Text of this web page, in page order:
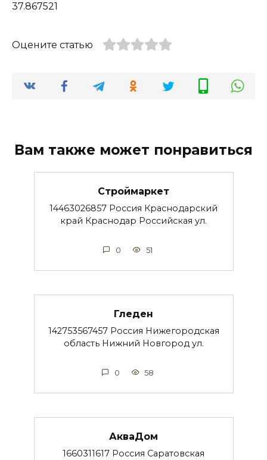
37.867521
Оцените статью
Вам также может понравиться
Строймаркет
14463026857 Россия Краснодарский
край Краснодар Российская ул.
0 51
Гледен
142753567457 Россия Нижегородская
область Нижний Новгород ул.
0 58
АкваДом
1660311617 Россия Саратовская